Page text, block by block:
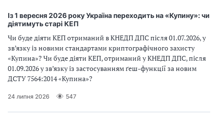
Із 1 вересня 2026 року Україна переходить на «Купину»: чи
діятимуть старі КЕП
Чи буде діяти КЕП отриманий в КНЕДП ДПС після 01.07.2026, у
зв’язку із новими стандартами криптографічного захисту
«Купина»? Чи буде діяти КЕП, отриманий у КНЕДП ДПС, після
01.09.2026 у зв’язку із застосуванням ґеш-функції за новим
ДСТУ 7564:2014 «Купина»?
24 липня 2026 547